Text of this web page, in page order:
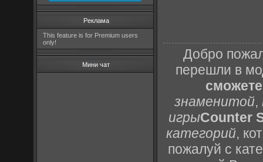
Реклама
This feature is for Premium users
only!
Мини чат
Добро
перешли в
знаменитой,
игрыCounter
категорий,
пожалуй с